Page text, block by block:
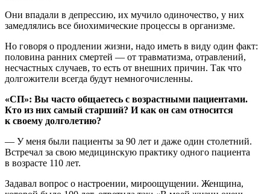
Они впадали в депрессию, их мучило одиночество, у них
замедлялись все биохимические процессы в организме.
Но говоря о продлении жизни, надо иметь в виду один факт:
половина ранних смертей — от травматизма, отравлений,
несчастных случаев, то есть от внешних причин. Так что
долгожители всегда будут немногочисленны.
«СП»: Вы часто общаетесь с возрастными пациентами.
Кто из них самый старший? И как он сам относится
к своему долголетию?
— У меня были пациенты за 90 лет и даже один столетний.
Встречал за свою медицинскую практику одного пациента
в возрасте 110 лет.
Задавал вопрос о настроении, мироощущении. Женщина,